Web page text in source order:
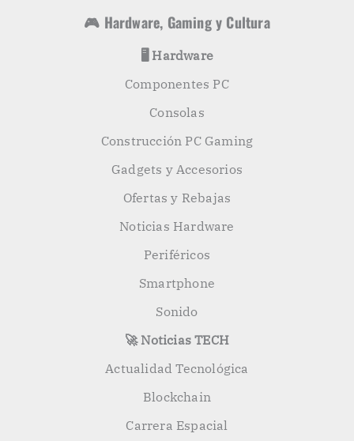
🎮 Hardware, Gaming y Cultura
🖥️ Hardware
Componentes PC
Consolas
Construcción PC Gaming
Gadgets y Accesorios
Ofertas y Rebajas
Noticias Hardware
Periféricos
Smartphone
Sonido
🚀 Noticias TECH
Actualidad Tecnológica
Blockchain
Carrera Espacial